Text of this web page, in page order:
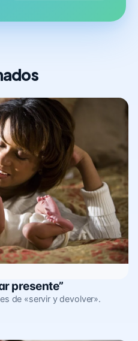
presente”
de «servir y devolver».